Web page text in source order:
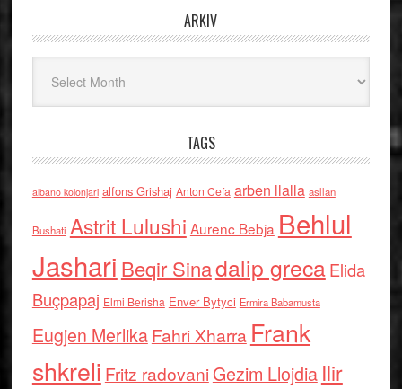
ARKIV
TAGS
albano kolonjari alfons Grishaj Anton Cefa arben llalla asllan
Bushati Astrit Lulushi Aurenc Bebja Behlul
Jashari Beqir Sinadalip grecaElida
Buçpapaj Elmi Berisha Enver Bytyci Ermira Babamusta
Eugjen MerlikaFahri Xharra Frank
shkreli Fritz radovaniGezim Llojdia Ilir